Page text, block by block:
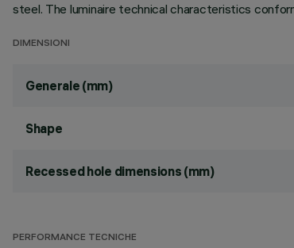
steel. The luminaire technical characteristics
DIMENSIONI
Generale (mm)
Shape
Recessed hole dimensions (mm)
PERFORMANCE TECNICHE